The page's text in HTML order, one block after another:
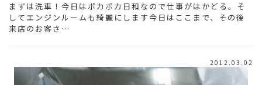
まずは洗車！今日はポカポカ日和なので仕事がはかどる。そ
してエンジンルームも綺麗にします今日はここまで、その後
来店のお客さ…
2012.03.02